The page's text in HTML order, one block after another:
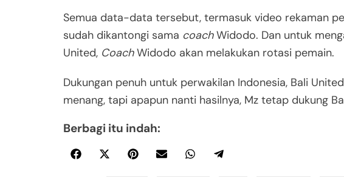
Semua data-data tersebut, termasuk video rekaman
sudah dikantongi sama coachWidodo. Dan untuk
United, CoachWidodo akan melakukan rotasi pemain.
Dukungan penuh untuk perwakilan Indonesia, Bali
menang, tapi apapun nanti hasilnya, Mz tetap dukung
Berbagi itu indah: